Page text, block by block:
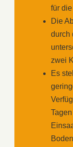
für
Die
durch
zwei
Es